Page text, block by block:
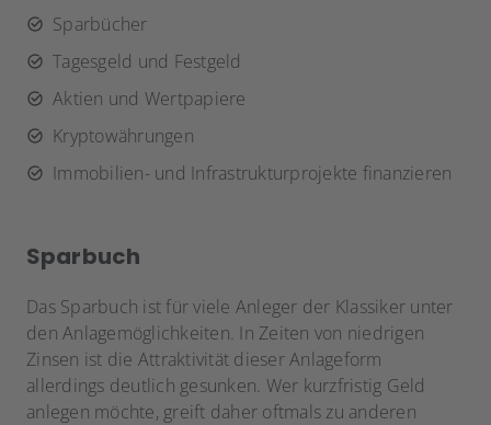
Sparbücher
Tagesgeld und Festgeld
Aktien und Wertpapiere
Kryptowährungen
Immobilien- und Infrastrukturprojekte finanzieren
Sparbuch
Das Sparbuch ist für viele Anleger der Klassiker unter
den Anlagemöglichkeiten. In Zeiten von niedrigen
Zinsen ist die Attraktivität dieser Anlageform
allerdings deutlich gesunken. Wer kurzfristig Geld
anlegen möchte, greift daher oftmals zu anderen